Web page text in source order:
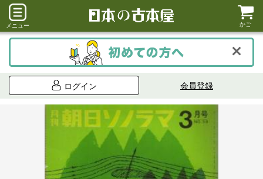
メニュー かご
ログイン 会員登録